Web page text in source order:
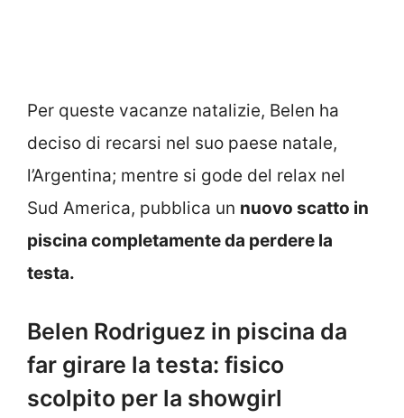
Per queste vacanze natalizie, Belen ha
deciso di recarsi nel suo paese natale,
l’Argentina; mentre si gode del relax nel
Sud America, pubblica un nuovo scatto in
piscina completamente da perdere la
testa.
Belen Rodriguez in piscina da
far girare la testa: fisico
scolpito per la showgirl